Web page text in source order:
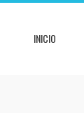
INICIO